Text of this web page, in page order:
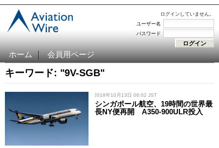
ログインしていません。
ユーザー名
パスワード
ホーム 会員用ページ
キーワード: "9V-SGB"
/ 2018年10月13日 06:02 JST
シンガポール航空、19時間の世界最
長NY便再開 A350-900ULR投入